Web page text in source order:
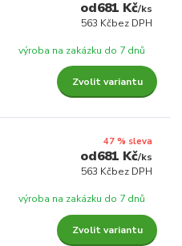
681 Kč/ks
563 Kčbez DPH
výroba na zakázku do 7 dnů
Zvolit variantu
47 % sleva
681 Kč/ks
563 Kčbez DPH
výroba na zakázku do 7 dnů
Zvolit variantu